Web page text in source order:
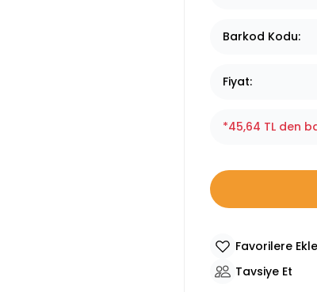
Barkod Kodu
Fiyat
*45,64 TL den
Tavsiye Et